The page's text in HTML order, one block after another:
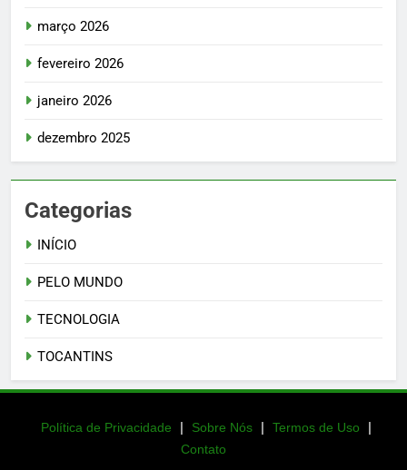
março 2026
fevereiro 2026
janeiro 2026
dezembro 2025
Categorias
INÍCIO
PELO MUNDO
TECNOLOGIA
TOCANTINS
Política de Privacidade | Sobre Nós | Termos de Uso |
Contato